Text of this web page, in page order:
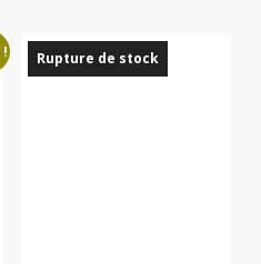
Rupture de stock